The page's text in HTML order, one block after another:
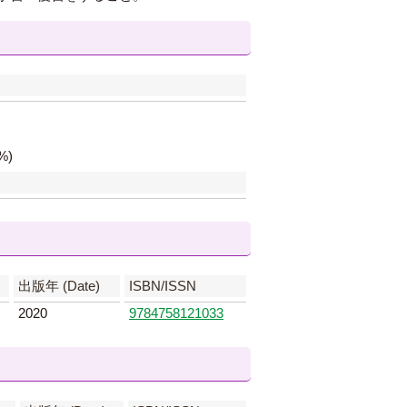
出版年 (Date)
ISBN/ISSN
2020 9784758121033